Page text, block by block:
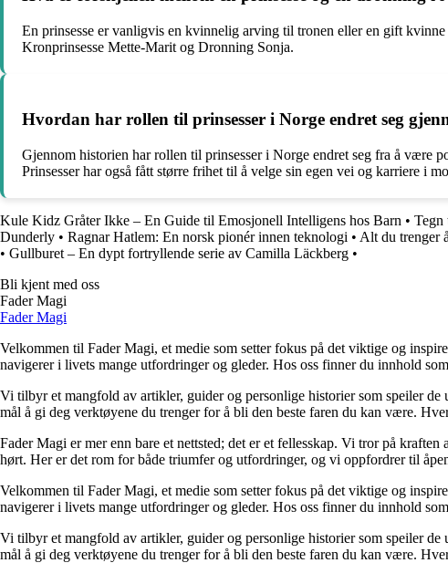
En prinsesse er vanligvis en kvinnelig arving til tronen eller en gift
Kronprinsesse Mette-Marit og Dronning Sonja.
Hvordan har rollen til prinsesser i Norge endret seg
Gjennom historien har rollen til prinsesser i Norge endret seg fra å være
Prinsesser har også fått større frihet til å velge sin egen vei og karriere i
Kule Kidz Gråter Ikke – En Guide til Emosjonell Intelligens hos Barn • Tegn
Dunderly • Ragnar Hatlem: En norsk pionér innen teknologi • Alt du trenger
• Gullburet – En dypt fortryllende serie av Camilla Läckberg •
Bli kjent med oss
Fader Magi
Fader Magi
Velkommen til Fader Magi, et medie som setter fokus på det viktige og
navigerer i livets mange utfordringer og gleder. Hos oss finner du innhold
Vi tilbyr et mangfold av artikler, guider og personlige historier som speiler
mål å gi deg verktøyene du trenger for å bli den beste faren du kan være.
Fader Magi er mer enn bare et nettsted; det er et fellesskap. Vi tror på
hørt. Her er det rom for både triumfer og utfordringer, og vi oppfordrer til
Velkommen til Fader Magi, et medie som setter fokus på det viktige og
navigerer i livets mange utfordringer og gleder. Hos oss finner du innhold
Vi tilbyr et mangfold av artikler, guider og personlige historier som speiler
mål å gi deg verktøyene du trenger for å bli den beste faren du kan være.